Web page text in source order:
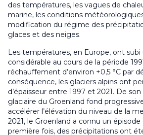
des températures, les vagues de
marine, les conditions
modification du régime des
glaces et des neiges.
Les températures, en Europe, ont
considérable au cours de la période
réchauffement d’environ +0,5 °C par
conséquence, les glaciers alpins ont
d’épaisseur entre 1997 et 2021. De
glaciaire du Groenland fond
accélérer l’élévation du niveau de la
2021, le Groenland a connu un
première fois, des précipitations ont